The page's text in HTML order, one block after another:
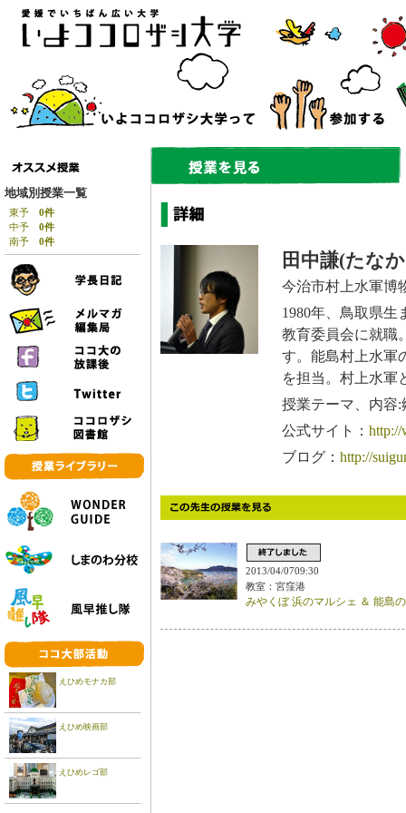
地域別授業一覧
東予 0件
中予 0件
南予 0件
えひめモナカ部
えひめ映画部
えひめレゴ部
田中謙(たな
今治市村上水軍
1980年、鳥取県生
教育委員会に就職
す。能島村上水軍
を担当。村上水軍
授業テーマ、内容
公式サイト： http://
ブログ： http://
2013/04/0709:30
教室：宮窪港
みやくぼ 浜のマルシェ ＆ 能島